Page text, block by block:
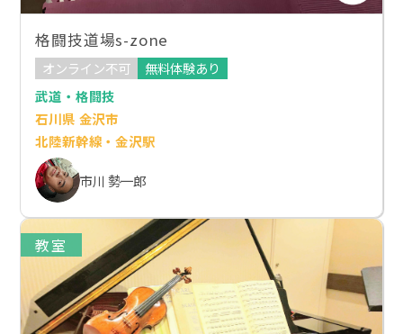
格闘技道場s-zone
オンライン不可
無料体験あり
武道・格闘技
石川県 金沢市
北陸新幹線・金沢駅
市川 勢一郎
教室